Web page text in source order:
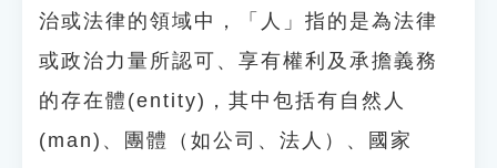
治或法律的領域中，「人」指的是為法律
或政治力量所認可、享有權利及承擔義務
的存在體(entity)，其中包括有自然人
(man)、團體（如公司、法人）、國家